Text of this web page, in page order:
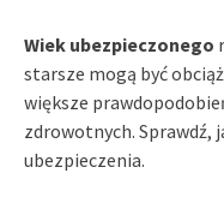
Wiek ubezpieczonego
starsze mogą być
większe
zdrowotnych. Sprawdź,
ubezpieczenia.